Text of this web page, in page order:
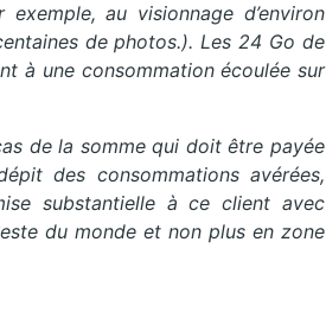
au visionnage d’environ
de photos.).Les 24 Go de
à une consommation écoulée sur
de la somme qui doit être payée
des consommations avérées,
substantielle à ce client avec
du monde et non plus en zone